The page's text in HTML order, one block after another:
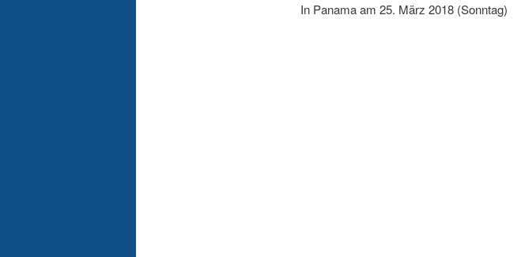
In Panama am 25. März 2018 (Sonntag)